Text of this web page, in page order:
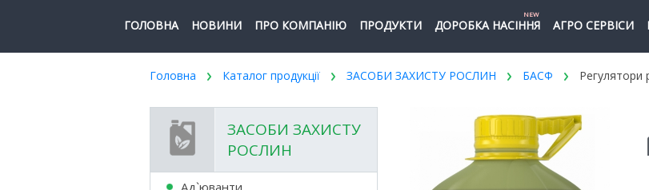
ГОЛОВНА НОВИНИ ПРО КОМПАНІЮ ПРОДУКТИ ДОРОБКА НАСІННЯ
NEW
АГРО СЕРВІСИ
Головна Каталог продукції ЗАСОБИ ЗАХИСТУ РОСЛИН БАСФ Регулятори
ЗАСОБИ ЗАХИСТУ
РОСЛИН
Ад`юванти